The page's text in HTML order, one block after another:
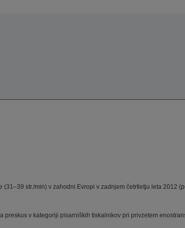
str./min) v zahodni Evropi v zadnjem četrtletju leta 2012
v kategoriji pisarniških tiskalnikov pri privzetem